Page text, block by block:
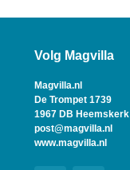
Volg Magvilla
Magvilla.nl
De Trompet 1739
1967 DB Heemskerk
post@magvilla.nl
www.magvilla.nl